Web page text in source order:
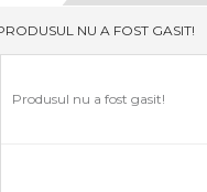
BARBATINU A FOST GASIT!
Produsul nu a fost gasit!